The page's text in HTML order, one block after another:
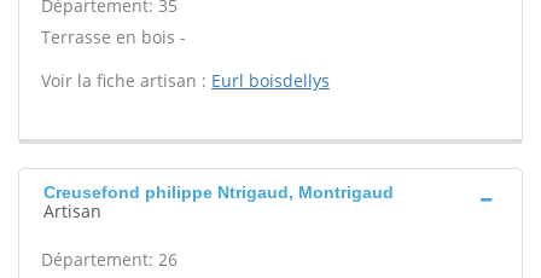
Département: 35
Terrasse en bois -
Voir la fiche artisan : Eurl boisdellys
Creusefond philippe Ntrigaud, Montrigaud
Artisan
Département: 26